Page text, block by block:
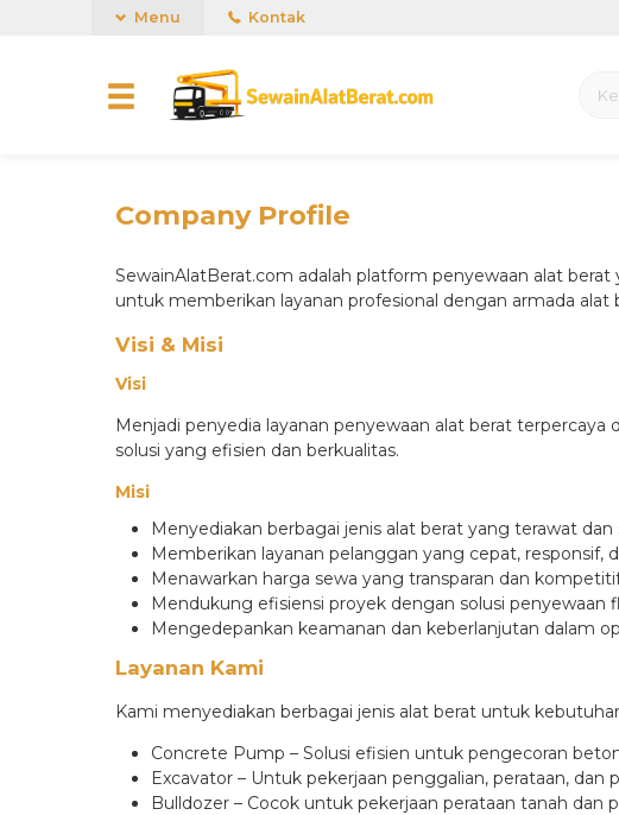
Menu Kontak
Company Profile
SewainAlatBerat.com adalah platform penyewaan alat
untuk memberikan layanan profesional dengan armada
Visi & Misi
Visi
Menjadi penyedia layanan penyewaan alat berat
solusi yang efisien dan berkualitas.
Misi
Menyediakan berbagai jenis alat berat yang terawat dan
Memberikan layanan pelanggan yang cepat, responsif,
Menawarkan harga sewa yang transparan dan
Mendukung efisiensi proyek dengan solusi penyewaan
Mengedepankan keamanan dan keberlanjutan dalam
Layanan Kami
Kami menyediakan berbagai jenis alat berat untuk
Concrete Pump – Solusi efisien untuk pengecoran
Excavator – Untuk pekerjaan penggalian, perataan, dan
Bulldozer – Cocok untuk pekerjaan perataan tanah dan